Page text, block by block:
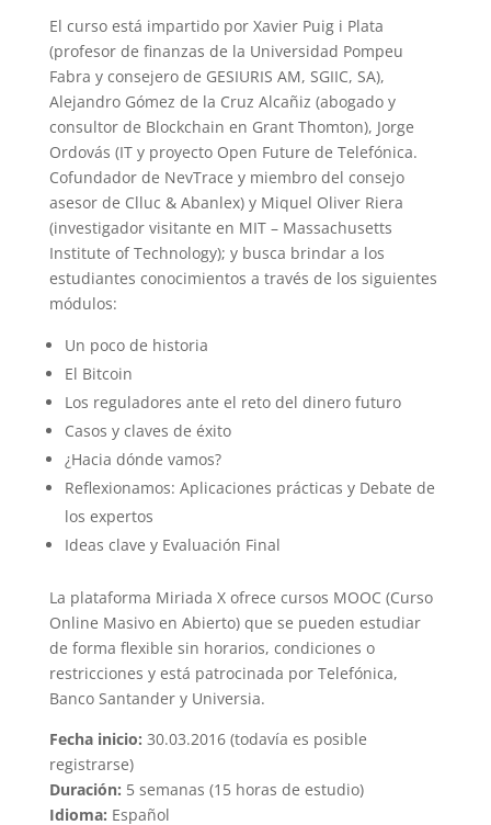
El curso está impartido por Xavier Puig i Plata
(profesor de finanzas de la Universidad Pompeu
Fabra y consejero de GESIURIS AM, SGIIC, SA),
Alejandro Gómez de la Cruz Alcañiz (abogado y
consultor de Blockchain en Grant Thomton), Jorge
Ordovás (IT y proyecto Open Future de Telefónica.
Cofundador de NevTrace y miembro del consejo
asesor de Clluc & Abanlex) y Miquel Oliver Riera
(investigador visitante en MIT – Massachusetts
Institute of Technology); y busca brindar a los
estudiantes conocimientos a través de los siguientes
módulos:
Un poco de historia
El Bitcoin
Los reguladores ante el reto del dinero futuro
Casos y claves de éxito
¿Hacia dónde vamos?
Reflexionamos: Aplicaciones prácticas y Debate de
los expertos
Ideas clave y Evaluación Final
La plataforma Miriada X ofrece cursos MOOC (Curso
Online Masivo en Abierto) que se pueden estudiar
de forma flexible sin horarios, condiciones o
restricciones y está patrocinada por Telefónica,
Banco Santander y Universia.
Fecha inicio: 30.03.2016 (todavía es posible
registrarse)
Duración: 5 semanas (15 horas de estudio)
Idioma: Español